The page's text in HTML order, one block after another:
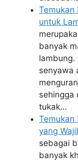
Temukan
untuk
banyak
lambung.
senyawa
sehingga
tukak…
Temukan
yang
sebagai
banyak